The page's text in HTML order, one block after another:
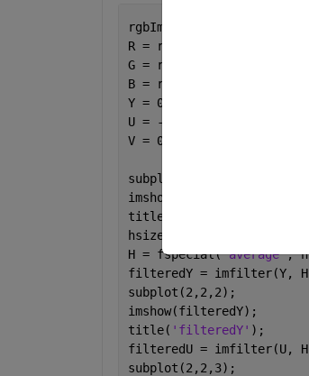
rgbImage = imread(
R = rgbImage(:, :, 1);
G = rgbImage(:, :, 2);
B = rgbImage(:, :, 3);
Y = 0.299*R + 0.587*G +
U = - 0.14713*R -
V = 0.615*R - 0.51499*G -
subplot(2,2,1);
imshow(rgbImage);
title(
hsize = 3;
H = fspecial('average',
filteredY = imfilter(Y,
subplot(2,2,2);
imshow(filteredY);
title( 'filteredY' );
filteredU = imfilter(U,
subplot(2,2,3);